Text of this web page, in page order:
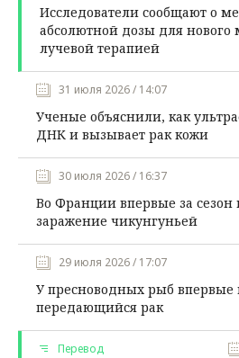
Исследователи сообщают о
абсолютной дозы для нового
лучевой терапией
31 июля 2026 / 14:07
Ученые объяснили, как
ДНК и вызывает рак кожи
30 июля 2026 / 16:37
Во Франции впервые за сезон
заражение чикунгуньей
29 июля 2026 / 17:07
У пресноводных рыб
передающийся рак
Перевод